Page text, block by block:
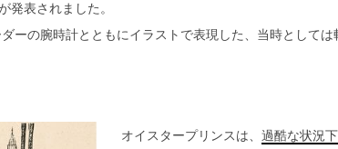
発表されました。
ーの腕時計とともにイラストで表現した、当時としては
オイスタープリンスは、過酷な状況